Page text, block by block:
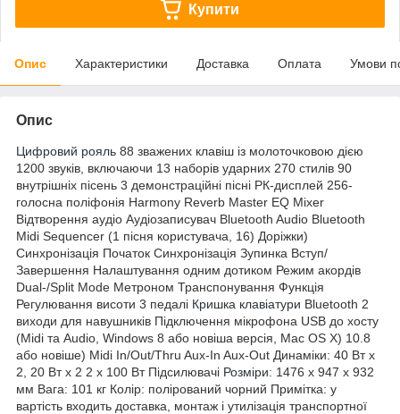
Купити
Опис Характеристики Доставка Оплата Умови
Опис
Цифровий рояль 88 зважених клавіш із молоточковою дією
1200 звуків, включаючи 13 наборів ударних 270 стилів 90
внутрішніх пісень 3 демонстраційні пісні РК-дисплей 256-
голосна поліфонія Harmony Reverb Master EQ Mixer
Відтворення аудіо Аудіозаписувач Bluetooth Audio Bluetooth
Midi Sequencer (1 пісня користувача, 16) Доріжки)
Синхронізація Початок Синхронізація Зупинка Вступ/
Завершення Налаштування одним дотиком Режим акордів
Dual-/Split Mode Метроном Транспонування Функція
Регулювання висоти 3 педалі Кришка клавіатури Bluetooth 2
виходи для навушників Підключення мікрофона USB до хосту
(Midi та Audio, Windows 8 або новіша версія, Mac OS X) 10.8
або новіше) Midi In/Out/Thru Aux-In Aux-Out Динаміки: 40 Вт x
2, 20 Вт x 2 2 x 100 Вт Підсилювачі Розміри: 1476 x 947 x 932
мм Вага: 101 кг Колір: полірований чорний Примітка: у
вартість входить доставка, монтаж і утилізація транспортної